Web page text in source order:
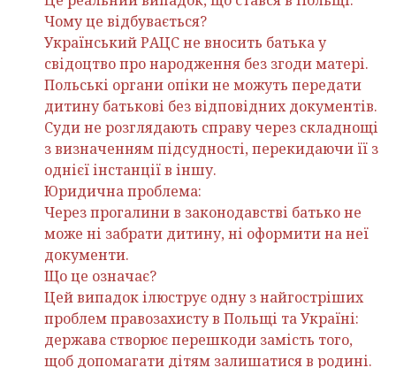
Чому це відбувається?
Український РАЦС не вносить батька у
свідоцтво про народження без згоди матері.
Польські органи опіки не можуть передати
дитину батькові без відповідних документів.
Суди не розглядають справу через складнощі
з визначенням підсудності, перекидаючи її з
однієї інстанції в іншу.
Юридична проблема:
Через прогалини в законодавстві батько не
може ні забрати дитину, ні оформити на неї
документи.
Що це означає?
Цей випадок ілюструє одну з найгостріших
проблем правозахисту в Польщі та Україні:
держава створює перешкоди замість того,
щоб допомагати дітям залишатися в родині.